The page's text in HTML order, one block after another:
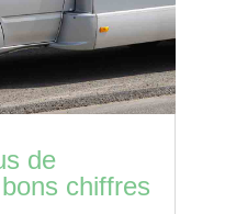
de
chiffres